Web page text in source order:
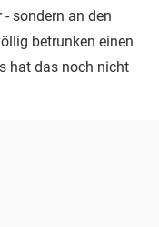
sondern an den
betrunken einen
hat das noch nicht